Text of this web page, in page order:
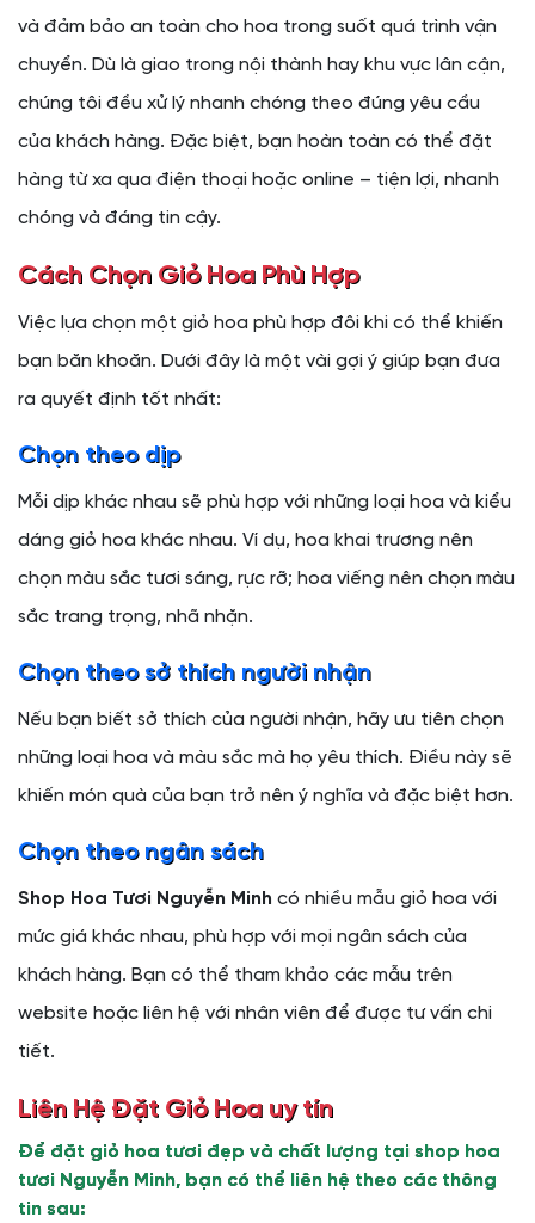
và đảm bảo an toàn cho hoa trong suốt quá trình vận
chuyển. Dù là giao trong nội thành hay khu vực lân cận,
chúng tôi đều xử lý nhanh chóng theo đúng yêu cầu
của khách hàng. Đặc biệt, bạn hoàn toàn có thể đặt
hàng từ xa qua điện thoại hoặc online – tiện lợi, nhanh
chóng và đáng tin cậy.
Cách Chọn Giỏ Hoa Phù Hợp
Việc lựa chọn một giỏ hoa phù hợp đôi khi có thể khiến
bạn băn khoăn. Dưới đây là một vài gợi ý giúp bạn đưa
ra quyết định tốt nhất:
Chọn theo dịp
Mỗi dịp khác nhau sẽ phù hợp với những loại hoa và kiểu
dáng giỏ hoa khác nhau. Ví dụ, hoa khai trương nên
chọn màu sắc tươi sáng, rực rỡ; hoa viếng nên chọn màu
sắc trang trọng, nhã nhặn.
Chọn theo sở thích người nhận
Nếu bạn biết sở thích của người nhận, hãy ưu tiên chọn
những loại hoa và màu sắc mà họ yêu thích. Điều này sẽ
khiến món quà của bạn trở nên ý nghĩa và đặc biệt hơn.
Chọn theo ngân sách
Shop Hoa Tươi Nguyễn Minh có nhiều mẫu giỏ hoa với
mức giá khác nhau, phù hợp với mọi ngân sách của
khách hàng. Bạn có thể tham khảo các mẫu trên
website hoặc liên hệ với nhân viên để được tư vấn chi
tiết.
Liên Hệ Đặt Giỏ Hoa uy tín
Để đặt giỏ hoa tươi đẹp và chất lượng tại shop hoa
tươi Nguyễn Minh, bạn có thể liên hệ theo các thông
tin sau: